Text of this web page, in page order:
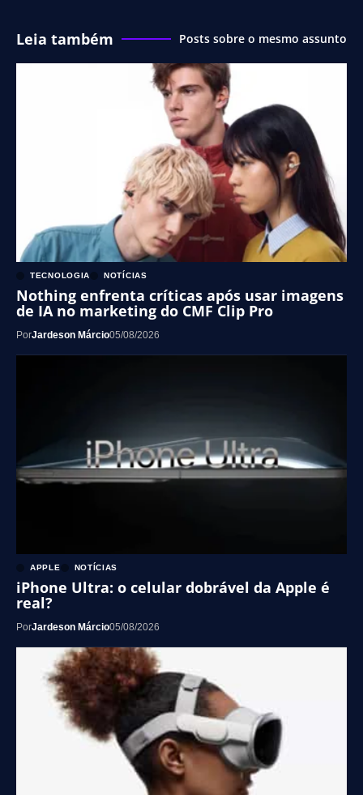
Leia também Posts sobre o mesmo assunto
TECNOLOGIA NOTÍCIAS
Nothing enfrenta críticas após usar imagens
de IA no marketing do CMF Clip Pro
PorJardeson Márcio05/08/2026
APPLE NOTÍCIAS
iPhone Ultra: o celular dobrável da Apple é
real?
PorJardeson Márcio05/08/2026